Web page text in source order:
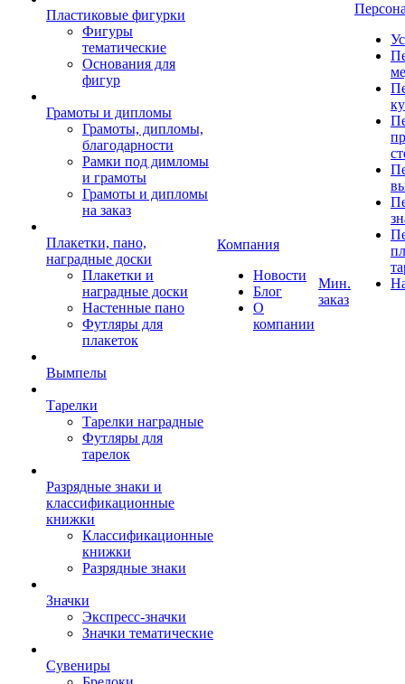
Пластиковые фигурки
Фигуры
тематические
Основания для
фигур
Грамоты и дипломы
Грамоты, дипломы,
благодарности
Рамки под димломы
и грамоты
Грамоты и дипломы
на заказ
Плакетки, пано,
наградные доски
Плакетки и
наградные доски
Настенные пано
Футляры для
плакеток
Вымпелы
Тарелки
Тарелки наградные
Футляры для
тарелок
Разрядные знаки и
классификационные
книжки
Классификационные
книжки
Разрядные знаки
Значки
Экспресс-значки
Значки тематические
Сувениры
Компания
Новости
Блог
О
компании
Мин.
заказ